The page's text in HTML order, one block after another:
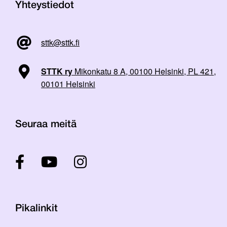
Yhteystiedot
sttk@sttk.fi
STTK ry Mikonkatu 8 A, 00100 Helsinki, PL 421,
00101 Helsinki
Seuraa meitä
Pikalinkit